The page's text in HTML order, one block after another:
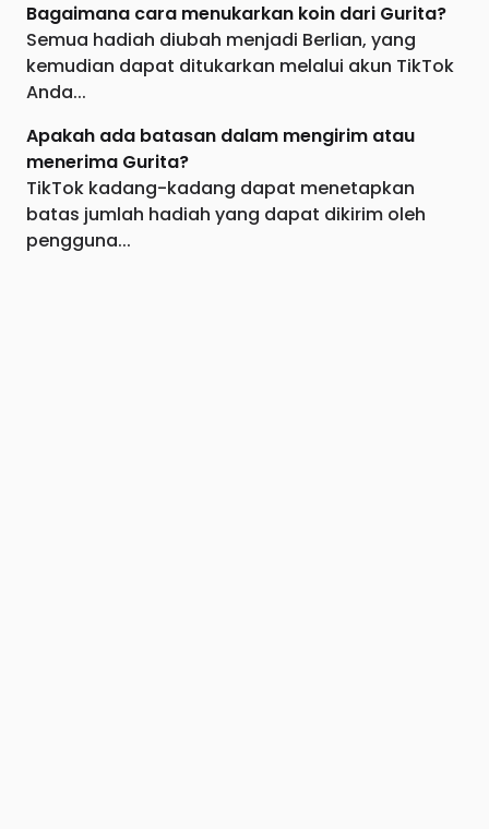
Bagaimana cara menukarkan koin dari Gurita?
Semua hadiah diubah menjadi Berlian, yang
kemudian dapat ditukarkan melalui akun TikTok
Anda...
Apakah ada batasan dalam mengirim atau
menerima Gurita?
TikTok kadang-kadang dapat menetapkan
batas jumlah hadiah yang dapat dikirim oleh
pengguna...